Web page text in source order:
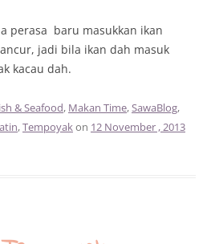
perasa baru masukkan ikan
jadi bila ikan dah masuk
kacau dah.
& Seafood, Makan Time,SawaBlog,
,Tempoyakon 12 November , 2013